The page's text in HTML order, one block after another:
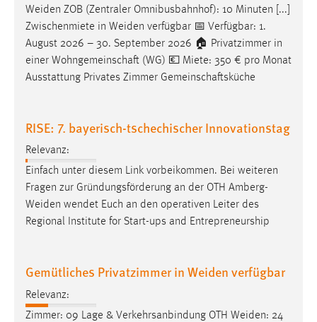
Weiden ZOB (Zentraler Omnibusbahnhof): 10 Minuten [...]
Zwischenmiete in Weiden verfügbar 📅 Verfügbar: 1.
August 2026 – 30. September 2026 🏠 Privatzimmer in
einer Wohngemeinschaft (WG) 💶 Miete: 350 € pro Monat
Ausstattung Privates Zimmer Gemeinschaftsküche
RISE: 7. bayerisch-tschechischer Innovationstag
Relevanz:
Einfach unter diesem Link vorbeikommen. Bei weiteren
Fragen zur Gründungsförderung an der OTH Amberg-
Weiden wendet Euch an den operativen Leiter des
Regional Institute for Start-ups and Entrepreneurship
Gemütliches Privatzimmer in Weiden verfügbar
Relevanz:
Zimmer: 09 Lage & Verkehrsanbindung OTH Weiden: 24